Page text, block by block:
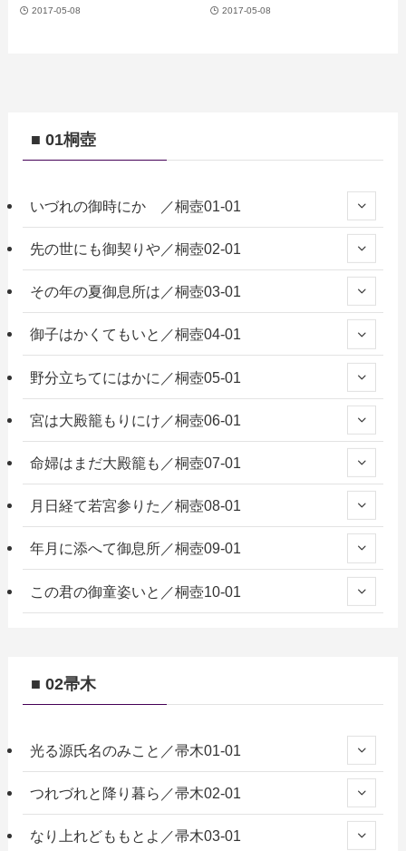
2017-05-08 2017-05-08
■ 01桐壺
いづれの御時にか ／桐壺01-01
先の世にも御契りや／桐壺02-01
その年の夏御息所は／桐壺03-01
御子はかくてもいと／桐壺04-01
野分立ちてにはかに／桐壺05-01
宮は大殿籠もりにけ／桐壺06-01
命婦はまだ大殿籠も／桐壺07-01
月日経て若宮参りた／桐壺08-01
年月に添へて御息所／桐壺09-01
この君の御童姿いと／桐壺10-01
■ 02帚木
光る源氏名のみこと／帚木01-01
つれづれと降り暮ら／帚木02-01
なり上れどももとよ／帚木03-01